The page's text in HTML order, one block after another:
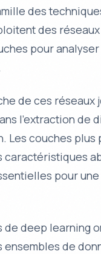
des
des
pour
de ces réseaux
l’extraction de
Les couches plus
caractéristiques
pour
de deep learning
ensembles de